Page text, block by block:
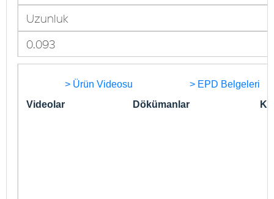
Uzunluk
0.093
Videolar
> Ürün Videosu
Dökümanlar
> EPD Belgeleri